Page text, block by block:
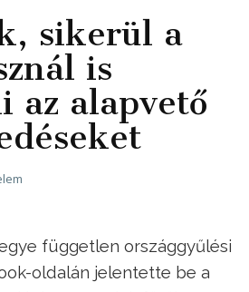
sikerül a
is
az alapvető
független országgyűlési
oldalán jelentette be a